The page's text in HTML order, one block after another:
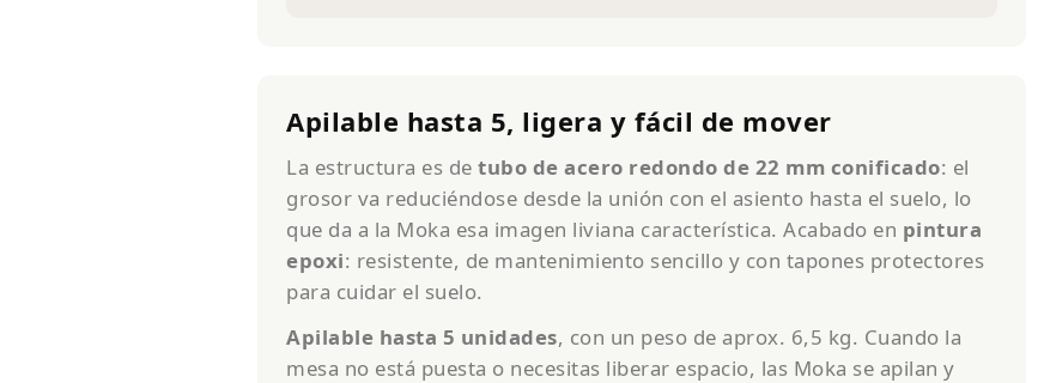
Apilable hasta 5, ligera y fácil de mover
La estructura es de tubo de acero redondo de 22 mm conificado: el
grosor va reduciéndose desde la unión con el asiento hasta el suelo, lo
que da a la Moka esa imagen liviana característica. Acabado en pintura
epoxi: resistente, de mantenimiento sencillo y con tapones protectores
para cuidar el suelo.
Apilable hasta 5 unidades, con un peso de aprox. 6,5 kg. Cuando la
mesa no está puesta o necesitas liberar espacio, las Moka se apilan y